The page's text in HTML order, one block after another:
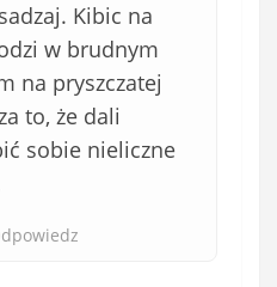
Kibic na
w brudnym
na pryszczatej
to, że dali
sobie nieliczne